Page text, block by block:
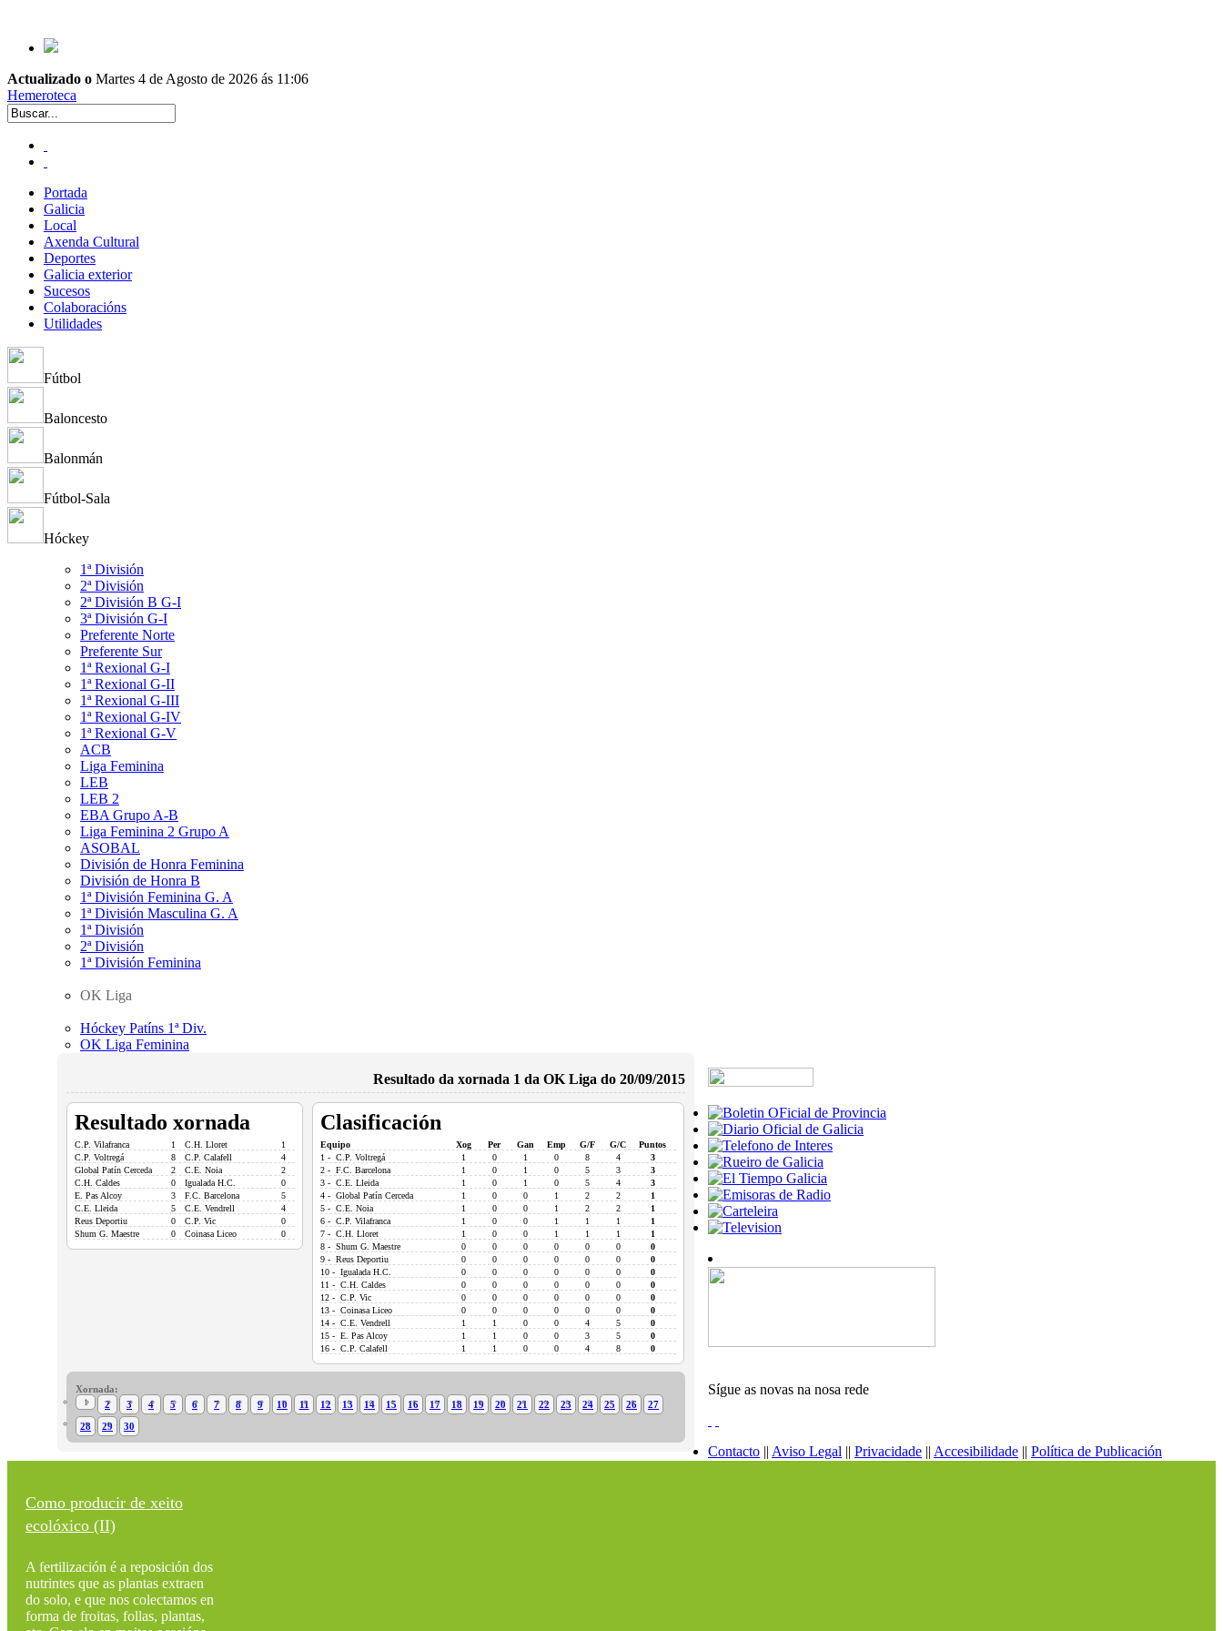
Actualizado o Martes 4 de Agosto de 2026 ás 11:06
Hemeroteca
Portada
Galicia
Local
Axenda Cultural
Deportes
Galicia exterior
Sucesos
Colaboracións
Utilidades
Fútbol
Baloncesto
Balonmán
Fútbol-Sala
Hóckey
1ª División
2ª División
2ª División B G-I
3ª División G-I
Preferente Norte
Preferente Sur
1ª Rexional G-I
1ª Rexional G-II
1ª Rexional G-III
1ª Rexional G-IV
1ª Rexional G-V
ACB
Liga Feminina
LEB
LEB 2
EBA Grupo A-B
Liga Feminina 2 Grupo A
ASOBAL
División de Honra Feminina
División de Honra B
1ª División Feminina G. A
1ª División Masculina G. A
1ª División
2ª División
1ª División Feminina
OK Liga
Hóckey Patíns 1ª Div.
OK Liga Feminina
Resultado da xornada 1 da OK Liga do 20/09/2015
Resultado xornada
C.P. Vilafranca 1 C.H. Lloret
1
C.P. Voltregá
8 C.P. Calafell
4
Global Patín Cerceda
2 C.E. Noia
2
C.H. Caldes
0 Igualada H.C.
0
E. Pas Alcoy
3 F.C. Barcelona
5
C.E. Lleida
5 C.E. Vendrell
4
Reus Deportiu
0 C.P. Vic
0
Shum G. Maestre
0 Coinasa Liceo 0
Clasificación
Equipo Xog Per Gan Emp G/F G/C
Puntos
1 - C.P. Voltregá
1 0 1 0 8 4
3
2 - F.C. Barcelona
1 0 1 0 5 3
3
3 - C.E. Lleida
1 0 1 0 5 4
3
4 - Global Patín Cerceda
1 0 0 1 2 2
1
5 - C.E. Noia
1 0 0 1 2 2
1
6 - C.P. Vilafranca
1 0 0 1 1 1
1
7 - C.H. Lloret
1 0 0 1 1 1
1
8 - Shum G. Maestre
0 0 0 0 0 0
0
9 - Reus Deportiu
0 0 0 0 0 0
0
10 - Igualada H.C.
0 0 0 0 0 0
0
11 - C.H. Caldes
0 0 0 0 0 0
0
12 - C.P. Vic
0 0 0 0 0 0
0
13 - Coinasa Liceo
0 0 0 0 0 0
0
14 - C.E. Vendrell
1 1 0 0 4 5
0
15 - E. Pas Alcoy
1 1 0 0 3 5
0
16 - C.P. Calafell
1 1 0 0 4 8 0
Xornada:
1 2 3 4 5 6 7 8 9 10 11 12 13 14 15 16 17 18 19 20 21 22 23 24 25 26
27
28
29 30
Como producir de xeito
ecolóxico (II)
A fertilización é a reposición dos
nutrintes que as plantas extraen
do solo, e que nos colectamos en
forma de froitas, follas, plantas,
Sígue as novas na nosa rede
Contacto || Aviso Legal || Privacidade || Accesibilidade || Política de Publicación